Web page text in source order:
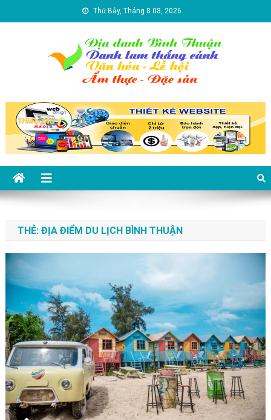
Thứ Bảy, Tháng 8 08, 2026
Địa danh Bình Thuận – Du lịch
Bình Thuận
THẺ: ĐỊA ĐIỂM DU LỊCH BÌNH THUẬN